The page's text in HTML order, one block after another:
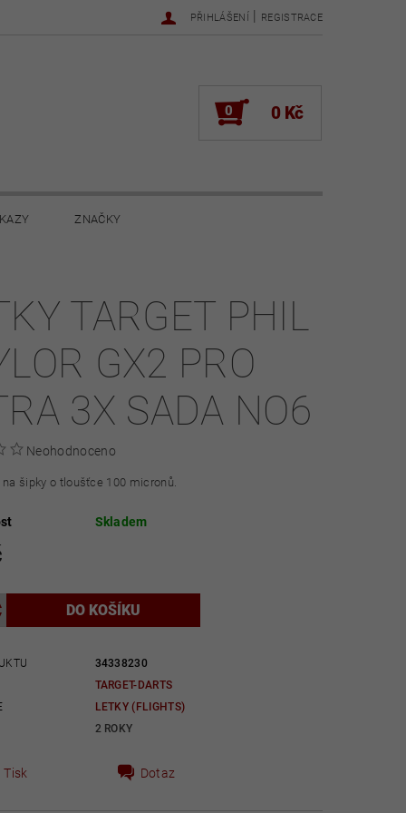
PŘIHLÁŠENÍ | REGISTRACE
0 0 Kč
ZNAČKY
TARGET PHIL
GX2 PRO
3X SADA NO6
Neohodnoceno
na šipky o tloušťce 100 micronů.
Skladem
34338230
TARGET-DARTS
LETKY (FLIGHTS)
2 ROKY
Tisk Dotaz